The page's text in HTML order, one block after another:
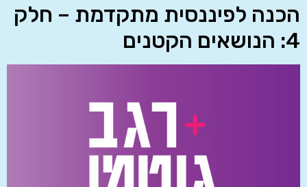
הכנה לפיננסית מתקדמת – חלק
4: הנושאים הקטנים